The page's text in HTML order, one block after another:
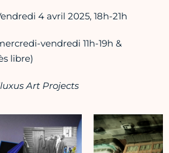
4 avril 2025, 18h-21h
vendredi 11h-19h &
libre)
Art Projects